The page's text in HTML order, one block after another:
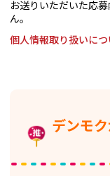
お送りいただいた応
ん。
個人情報取り扱いにつ
デンモ